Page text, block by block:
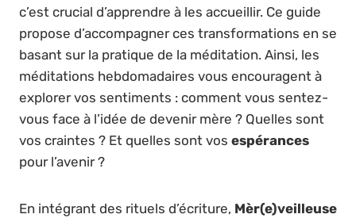
c’est crucial d’apprendre à les accueillir. Ce guide
propose d’accompagner ces transformations en se
basant sur la pratique de la méditation. Ainsi, les
méditations hebdomadaires vous encouragent à
explorer vos sentiments : comment vous sentez-
vous face à l’idée de devenir mère ? Quelles sont
vos craintes ? Et quelles sont vos espérances
pour l’avenir ?
En intégrant des rituels d’écriture, Mèr(e)veilleuse